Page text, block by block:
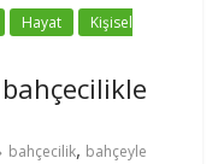
Hayat
Kişisel
bahçecilikle
bahçecilik, bahçeyle